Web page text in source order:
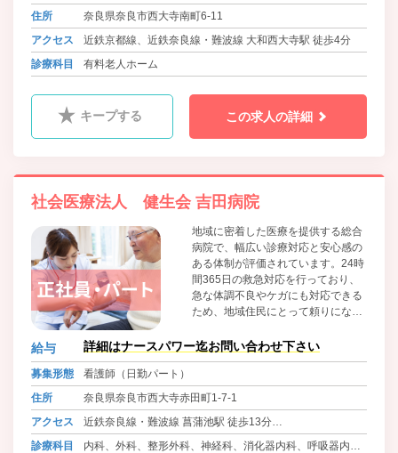
住所
奈良県奈良市西大寺南町6-11
アクセス
近鉄京都線、近鉄奈良線・難波線 大和西大寺駅 徒歩4分
診療科目
有料老人ホーム
キープする この求人の詳細
社会医療法人 健生会 吉田病院
地域に密着した医療を提供する総合
病院で、幅広い診療対応と安心感の
ある体制が評価されています。24時
間365日の救急対応を行っており、
急な体調不良やケガにも対応できる
ため、地域住民にとって頼りになる
て精神科にも力を入れており、身体
と心の両面を同時に診てもらえる点
給与 詳細はナースパワー迄お問い合わせ下さい
募集形態
看護師（日勤パート）
住所
奈良県奈良市西大寺赤田町1-7-1
アクセス
近鉄奈良線・難波線 菖蒲池駅 徒歩13分
近鉄奈良線・難波線、近鉄京都線 大和西大寺駅よりバス10
診療科目
内科、外科、整形外科、神経科、消化器内科、呼吸器内